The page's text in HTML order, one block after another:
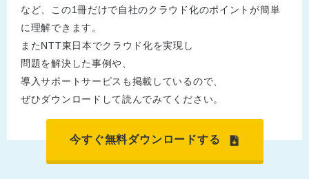
など、この1冊だけで自社のクラウド化のポイントが簡単
に理解できます。
またNTT東日本でクラウド化を実現し
問題を解決した事例や、
導入サポートサービスも掲載しているので、
ぜひダウンロードして読んでみてください。
今すぐ無料ダウンロードする